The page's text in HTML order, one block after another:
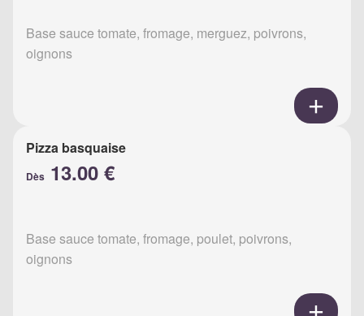
Base sauce tomate, fromage, merguez, poivrons,
oignons
Pizza basquaise
Dès 13.00 €
Base sauce tomate, fromage, poulet, poivrons,
oignons